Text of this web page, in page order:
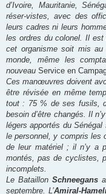
d’Ivoire, Mauritanie,
réser-vistes, avec des
leurs cadres ni leurs
les ordres du colonel. Il est
cet organisme soit mis
monde, même les
nouveau Service en
Ces manœuvres doivent
être révisée en même
tout : 75 % de ses fusils,
besoin d’être changés. Il
légers apportés du
le personnel, y compris les
de leur matériel ; il n’y a
montés, pas de cyclistes,
incomplets.
Le Bataillon Schneegans
septembre. L’Amiral-